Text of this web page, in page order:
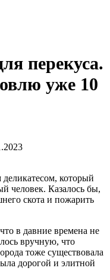
перекуса.
уже 10
который
человек. Казалось бы,
скота и пожарить
в давние времена не
вручную, что
тоже существовала
дорогой и элитной